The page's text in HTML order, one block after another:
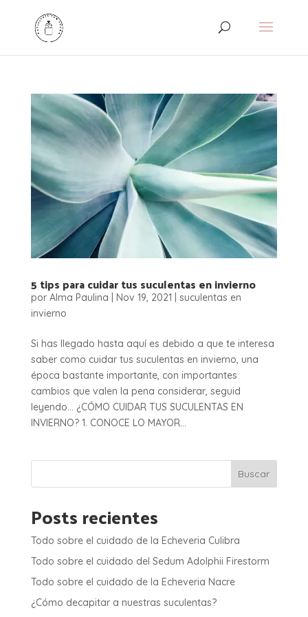
5 tips para cuidar tus suculentas en invierno
por Alma Paulina Nov 19, 2021
suculentas en
invierno
Si has llegado hasta aquí es debido a que te interesa
saber como cuidar tus suculentas en invierno, una
época bastante importante, con importantes
cambios que valen la pena considerar, seguid
leyendo… ¿CÓMO CUIDAR TUS SUCULENTAS EN
INVIERNO? 1. CONOCE LO MAYOR...
Buscar
Posts recientes
Todo sobre el cuidado de la Echeveria Culibra
Todo sobre el cuidado del Sedum Adolphii Firestorm
Todo sobre el cuidado de la Echeveria Nacre
¿Cómo decapitar a nuestras suculentas?